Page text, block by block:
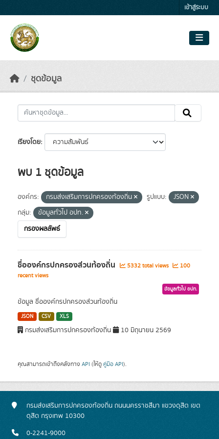
เข้าสู่ระบบ
ชุดข้อมูล
เรียงโดย
พบ 1 ชุดข้อมูล
องค์กร: กรมส่งเสริมการปกครองท้องถิ่น รูปแบบ:
JSON
กลุ่ม:
ข้อมูลทั่วไป อปท.
กรองผลลัพธ์
ชื่อองค์กรปกครองส่วนท้องถิ่น 5332 total views
100
recent views
ข้อมูลทั่วไป อปท.
ข้อมูล ชื่อองค์กรปกครองส่วนท้องถิ่น
JSON CSV XLS
กรมส่งเสริมการปกครองท้องถิ่น 10 มิถุนายน 2569
คุณสามารถเข้าถึงคลังทาง API (ให้ดู คู่มือ API).
กรมส่งเสริมการปกครองท้องถิ่น ถนนนครราชสีมา แขวงดุสิต เขต
ดุสิต กรุงเทพ 10300
0-2241-9000